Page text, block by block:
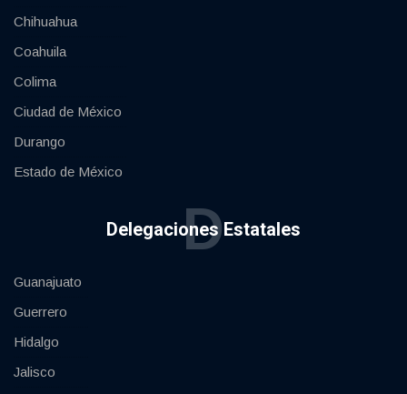
Chihuahua
Coahuila
Colima
Ciudad de México
Durango
Estado de México
Delegaciones Estatales
D
Guanajuato
Guerrero
Hidalgo
Jalisco